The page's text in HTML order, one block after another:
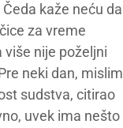
kaže neću da
za vreme
nije poželjni
neki dan, mislim
sudstva, citirao
uvek ima nešto